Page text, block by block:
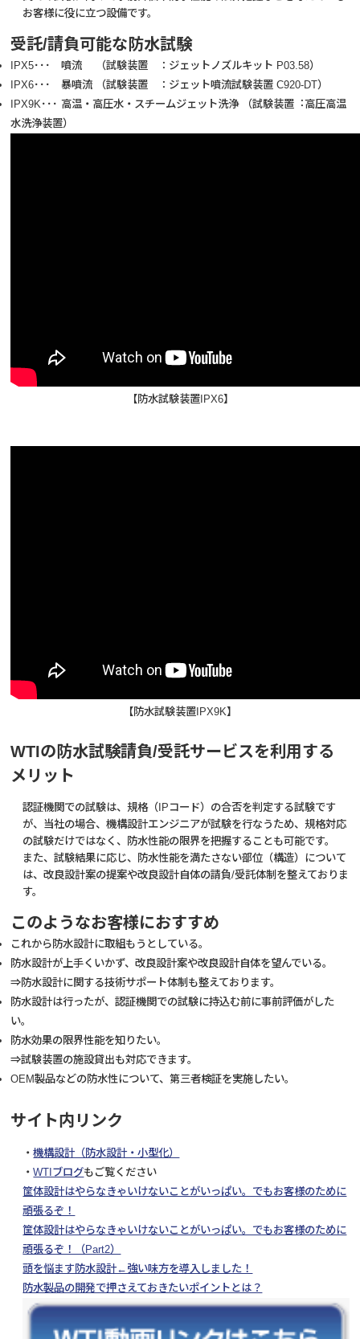
お客様に役に立つ設備です。
受託/請負可能な防水試験
IPX5･･･ 噴流 （試験装置 ：ジェットノズルキット P03.58）
IPX6･･･ 暴噴流 （試験装置 ：ジェット噴流試験装置 C920-DT）
IPX9K･･･ 高温・高圧水・スチームジェット洗浄 （試験装置︓高圧高温
水洗浄装置）
【防水試験装置IPX6】
【防水試験装置IPX9K】
WTIの防水試験請負/受託サービスを利用する
メリット
認証機関での試験は、規格（IPコード）の合否を判定する試験です
が、当社の場合、機構設計エンジニアが試験を行なうため、規格対応
の試験だけではなく、防水性能の限界を把握することも可能です。
また、試験結果に応じ、防水性能を満たさない部位（構造）について
は、改良設計案の提案や改良設計自体の請負/受託体制を整えておりま
す。
このようなお客様におすすめ
これから防水設計に取組もうとしている。
防水設計が上手くいかず、改良設計案や改良設計自体を望んでいる。
⇒防水設計に関する技術サポート体制も整えております。
防水設計は行ったが、認証機関での試験に持込む前に事前評価がした
い。
防水効果の限界性能を知りたい。
⇒試験装置の施設貸出も対応できます。
OEM製品などの防水性について、第三者検証を実施したい。
サイト内リンク
・機構設計（防水設計・小型化）
・WTIブログもご覧ください
筐体設計はやらなきゃいけないことがいっぱい。でもお客様のために
頑張るぞ！
筐体設計はやらなきゃいけないことがいっぱい。でもお客様のために
頑張るぞ！（Part2）
頭を悩ます防水設計←強い味方を導入しました！
防水製品の開発で押さえておきたいポイントとは？